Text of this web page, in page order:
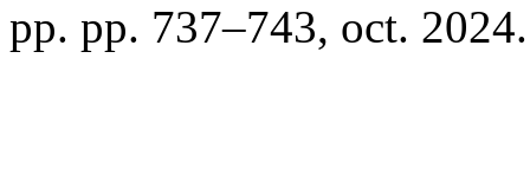
pp. pp. 737–743, oct. 2024.